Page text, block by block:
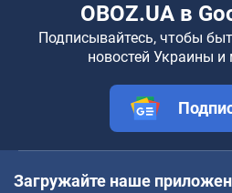
OBOZ.UA в
Подписывайтесь, чтобы
новостей Украины и
Загружайте наше